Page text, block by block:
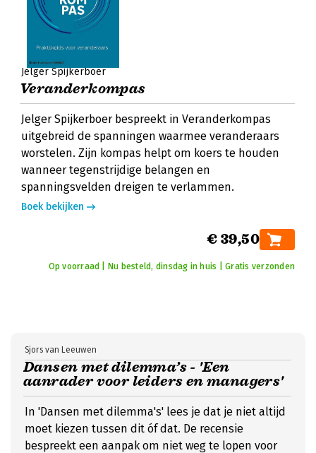
Jelger Spijkerboer
Veranderkompas
Jelger Spijkerboer bespreekt in Veranderkompas
uitgebreid de spanningen waarmee veranderaars
worstelen. Zijn kompas helpt om koers te houden
wanneer tegenstrijdige belangen en
spanningsvelden dreigen te verlammen.
Boek bekijken
€ 39,50
Op voorraad | Nu besteld, dinsdag in huis | Gratis verzonden
Dansen met dilemma’s - 'Een
aanrader voor leiders en managers'
Sjors van Leeuwen
In 'Dansen met dilemma's' lees je dat je niet altijd
moet kiezen tussen dit óf dat. De recensie
bespreekt een aanpak om niet weg te lopen voor